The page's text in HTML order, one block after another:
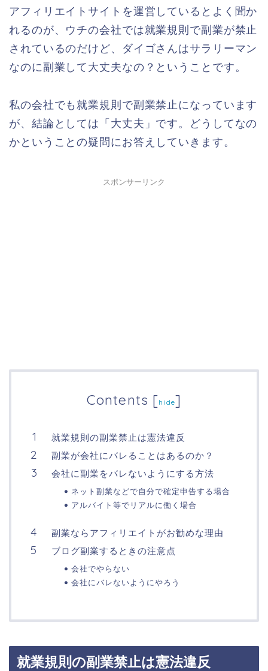
アフィリエイトサイトを運営しているとよく聞か
れるのが、ウチの会社では就業規則で副業が禁止
されているのだけど、ダイゴさんはサラリーマン
なのに副業して大丈夫なの？ということです。
私の会社でも就業規則で副業禁止になっています
が、結論としては「大丈夫」です。どうしてなの
かということの疑問にお答えしていきます。
スポンサーリンク
Contents [hide]
就業規則の副業禁止は憲法違反
副業が会社にバレることはあるのか？
会社に副業をバレないようにする方法
ネット副業などで自分で確定申告する場合
アルバイト等でリアルに働く場合
副業ならアフィリエイトがお勧めな理由
ブログ副業するときの注意点
会社でやらない
会社にバレないようにやろう
就業規則の副業禁止は憲法違反